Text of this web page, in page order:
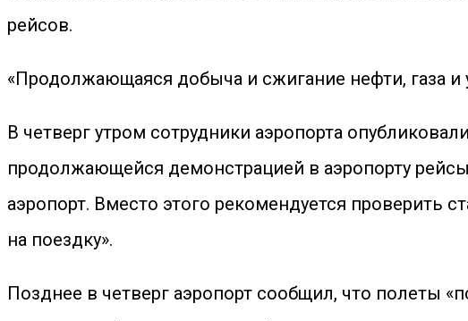
рейсов.
«Продолжающаяся добыча и сжигание нефти, газа и
В четверг утром сотрудники аэропорта
продолжающейся демонстрацией в аэропорту
аэропорт. Вместо этого рекомендуется проверить
на поездку».
Позднее в четверг аэропорт сообщил, что полеты